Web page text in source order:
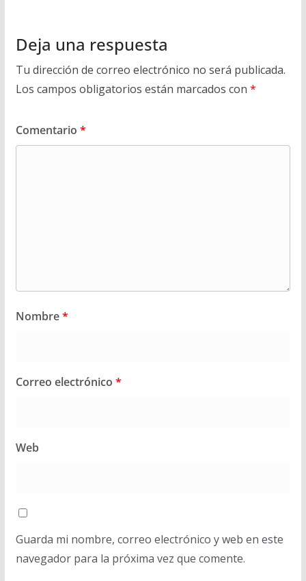
Deja una respuesta
Tu dirección de correo electrónico no será publicada.
Los campos obligatorios están marcados con *
Comentario *
Nombre*
Correo electrónico *
Web
Guarda mi nombre, correo electrónico y web en este
navegador para la próxima vez que comente.